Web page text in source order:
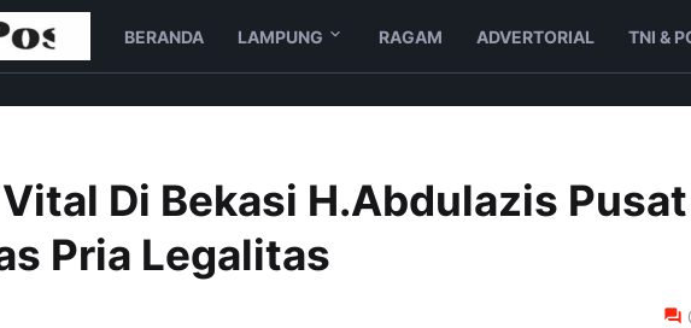
BERANDA LAMPUNG RAGAM ADVERTORIAL TNI &
Di Bekasi H.Abdulazis Pusat
Pria Legalitas